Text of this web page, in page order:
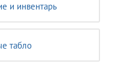
и инвентарь
табло